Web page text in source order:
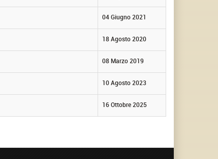
04 Giugno 2021
18 Agosto 2020
08 Marzo 2019
10 Agosto 2023
16 Ottobre 2025